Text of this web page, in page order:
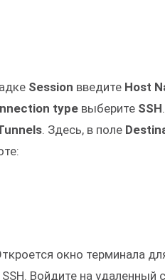
Session введите Host
type выберите SSH
. Здесь, в поле
окно терминала
Войдите на удаленный